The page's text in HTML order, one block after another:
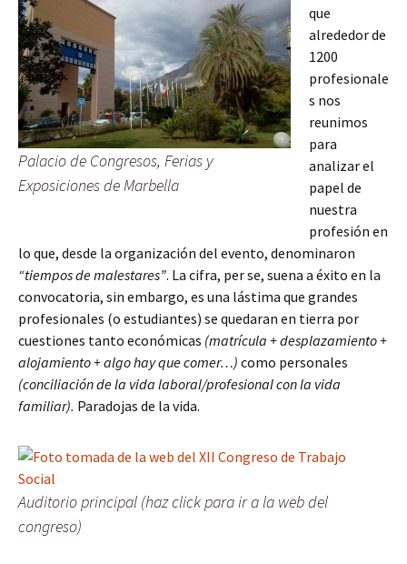
Palacio de Congresos, Ferias y
Exposiciones de Marbella
que
alrededor de
1200
profesionale
s nos
reunimos
para
analizar el
papel de
nuestra
profesión en
lo que, desde la organización del evento, denominaron
“tiempos de malestares”. La cifra, per se, suena a éxito en la
convocatoria, sin embargo, es una lástima que grandes
profesionales (o estudiantes) se quedaran en tierra por
cuestiones tanto económicas (matrícula + desplazamiento +
alojamiento + algo hay que comer…) como personales
(conciliación de la vida laboral/profesional con la vida
familiar). Paradojas de la vida.
Auditorio principal (haz click para ir a la web del
congreso)